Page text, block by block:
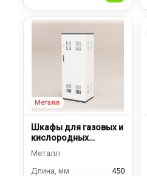
Шкафы для газовых и
кислородных
450